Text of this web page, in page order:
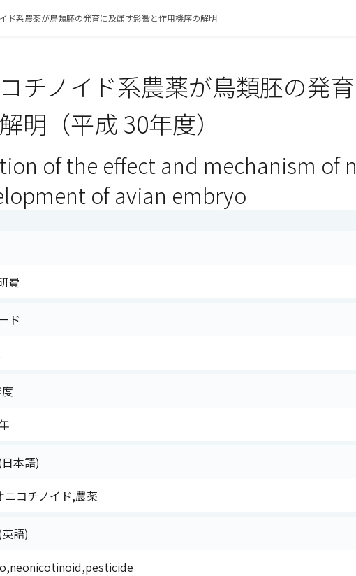
ド系農薬が鳥類胚の発育に及ぼす影響と作用機序の解明
チノイド系農薬が鳥類胚の発
明（平成 30年度）
of the effect and mechanism of
of avian embryo
費
ド
本語)
ニコチノイド,農薬
語)